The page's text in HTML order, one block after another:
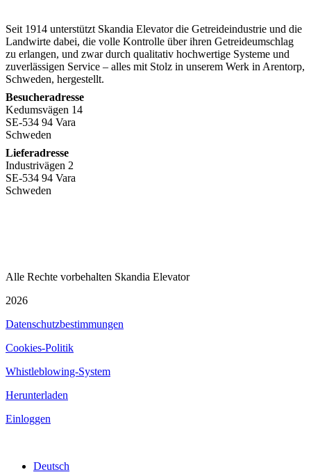
Seit 1914 unterstützt Skandia Elevator die Getreideindustrie und die
Landwirte dabei, die volle Kontrolle über ihren Getreideumschlag
zu erlangen, und zwar durch qualitativ hochwertige Systeme und
zuverlässigen Service – alles mit Stolz in unserem Werk in Arentorp,
Schweden, hergestellt.
Besucheradresse
Kedumsvägen 14
SE-534 94 Vara
Schweden
Lieferadresse
Industrivägen 2
SE-534 94 Vara
Schweden
Alle Rechte vorbehalten Skandia Elevator
2026
Datenschutzbestimmungen
Cookies-Politik
Whistleblowing-System
Herunterladen
Einloggen
Deutsch